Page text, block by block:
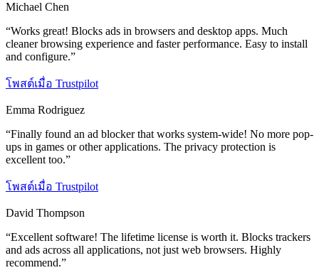
Michael Chen
“Works great! Blocks ads in browsers and desktop apps. Much
cleaner browsing experience and faster performance. Easy to install
and configure.”
โพสต์เมื่อ Trustpilot
Emma Rodriguez
“Finally found an ad blocker that works system-wide! No more pop-
ups in games or other applications. The privacy protection is
excellent too.”
โพสต์เมื่อ Trustpilot
David Thompson
“Excellent software! The lifetime license is worth it. Blocks trackers
and ads across all applications, not just web browsers. Highly
recommend.”